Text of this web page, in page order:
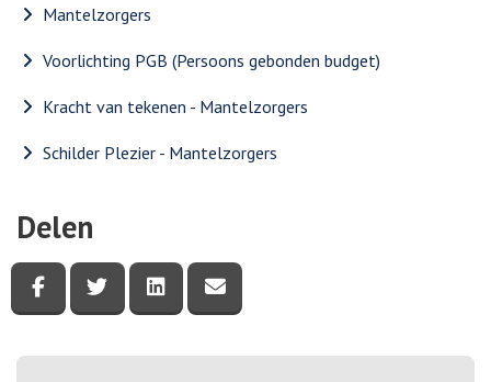
Mantelzorgers
Voorlichting PGB (Persoons gebonden budget)
Kracht van tekenen - Mantelzorgers
Schilder Plezier - Mantelzorgers
Delen
Deel deze pagina via Facebook
Deel deze pagina via Twitter
Deel deze pagina via LinkedIn